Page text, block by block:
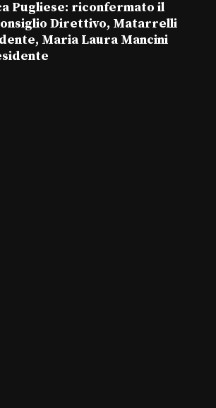
Pugliese: riconfermato il
Direttivo, Matarrelli
Maria Laura Mancini